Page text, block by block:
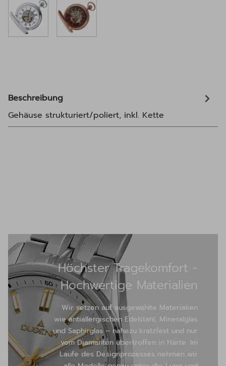
Beschreibung
Gehäuse strukturiert/poliert, inkl. Kette
Höchster Tragekomfort -
Hochwertige Materialien
Wir setzen auf ausgewählte Materialien
wie antiallergischen Edelstahl, Mineralglas
und Saphirglas – nahezu kratzfest und nur
vom Diamanten übertroffen in Härte. Im
Laufe des Designprozesses nehmen wir